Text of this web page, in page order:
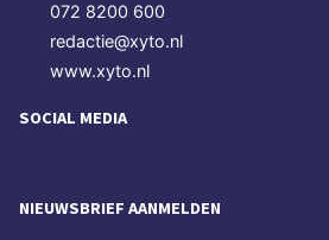
072 8200 600
redactie@xyto.nl
www.xyto.nl
SOCIAL MEDIA
NIEUWSBRIEF AANMELDEN